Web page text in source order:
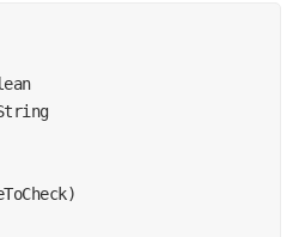
Then RS.Close